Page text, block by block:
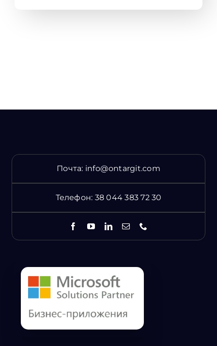
Почта: info@ontargit.com
Телефон: 38 044 383 72 30